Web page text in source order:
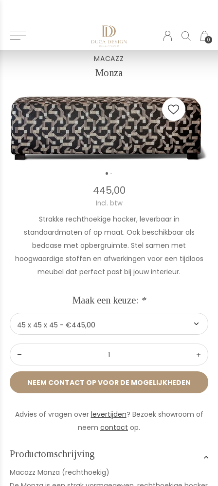
0
Terug
MACAZZ
Monza
445,00
Incl. btw
Strakke rechthoekige hocker, leverbaar in
standaardmaten of op maat. Ook beschikbaar als
bedcase met opbergruimte. Stel samen met
hoogwaardige stoffen en afwerkingen voor een tijdloos
meubel dat perfect past bij jouw interieur.
Maak een keuze: *
NEEM CONTACT OP VOOR DE MOGELIJKHEDEN
Advies of vragen over levertijden? Bezoek showroom of
neem contact op.
Productomschrijving
Macazz Monza (rechthoekig)